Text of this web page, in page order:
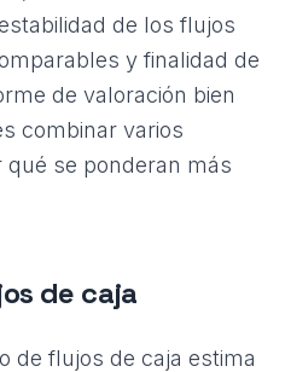
de los flujos
y finalidad de
de valoración bien
combinar varios
se ponderan más
de caja
de flujos de caja estima